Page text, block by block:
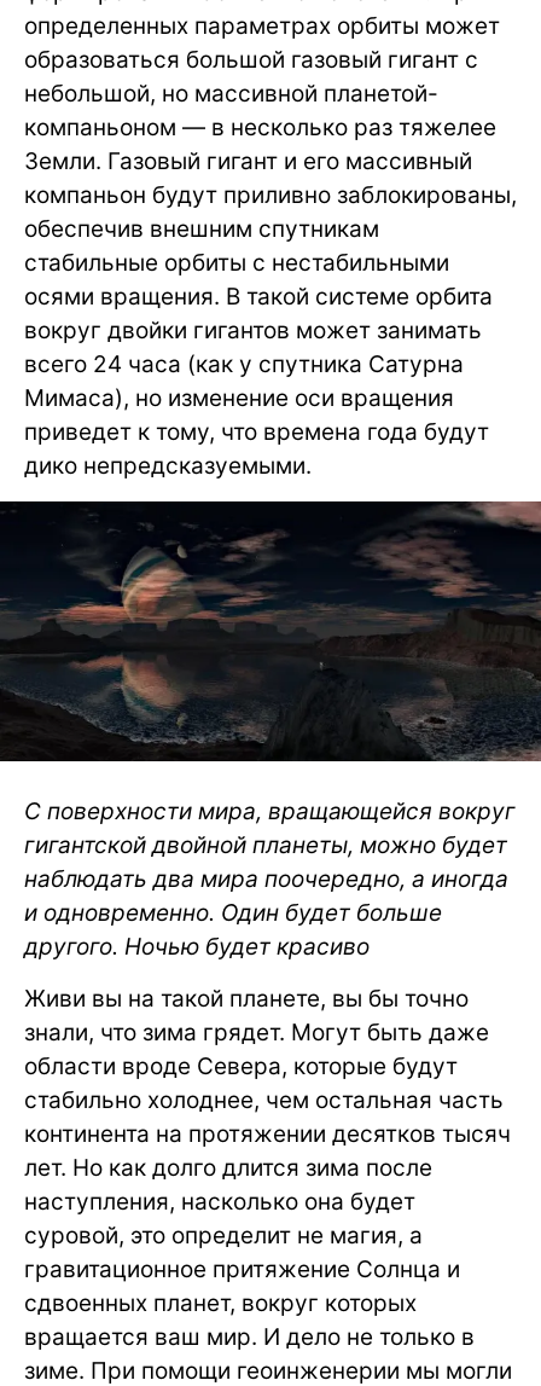
определенных параметрах орбиты может
образоваться большой газовый гигант с
небольшой, но массивной планетой-
компаньоном — в несколько раз тяжелее
Земли. Газовый гигант и его массивный
компаньон будут приливно заблокированы,
обеспечив внешним спутникам
стабильные орбиты с нестабильными
осями вращения. В такой системе орбита
вокруг двойки гигантов может занимать
всего 24 часа (как у спутника Сатурна
Мимаса), но изменение оси вращения
приведет к тому, что времена года будут
дико непредсказуемыми.
С поверхности мира, вращающейся вокруг
гигантской двойной планеты, можно будет
наблюдать два мира поочередно, а иногда
и одновременно. Один будет больше
другого. Ночью будет красиво
Живи вы на такой планете, вы бы точно
знали, что зима грядет. Могут быть даже
области вроде Севера, которые будут
стабильно холоднее, чем остальная часть
континента на протяжении десятков тысяч
лет. Но как долго длится зима после
наступления, насколько она будет
суровой, это определит не магия, а
гравитационное притяжение Солнца и
сдвоенных планет, вокруг которых
вращается ваш мир. И дело не только в
зиме. При помощи геоинженерии мы могли